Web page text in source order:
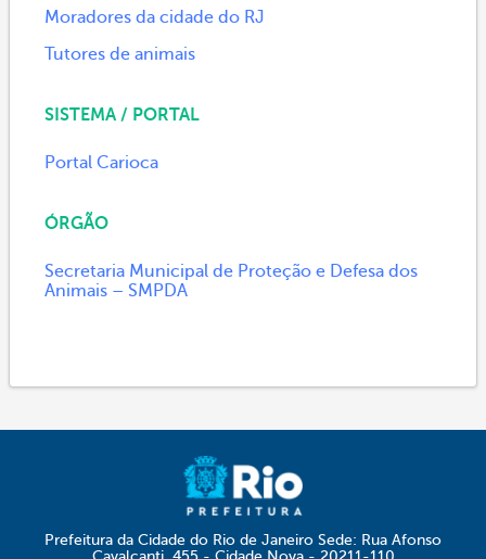
Moradores da cidade do RJ
Tutores de animais
SISTEMA / PORTAL
Portal Carioca
ÓRGÃO
Secretaria Municipal de Proteção e Defesa dos
Animais – SMPDA
Prefeitura da Cidade do Rio de Janeiro Sede: Rua Afonso